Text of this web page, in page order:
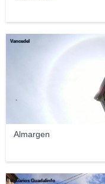
Almargen
Vancedel
Usuarios Guadalinfo